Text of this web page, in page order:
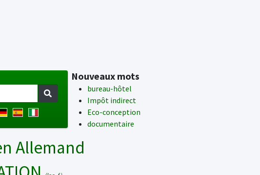
Nouveaux mots
bureau-hôtel
Impôt indirect
Eco-conception
documentaire
Allemand